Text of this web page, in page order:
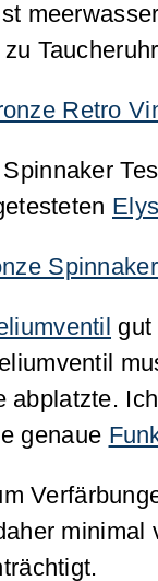
abplatzte.
genaue